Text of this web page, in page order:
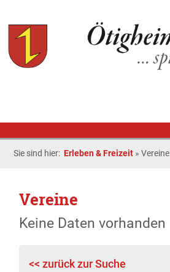
Sie sind hier: Erleben & Freizeit »Vereine
Vereine
Keine Daten vorhanden
<< zurück zur Suche